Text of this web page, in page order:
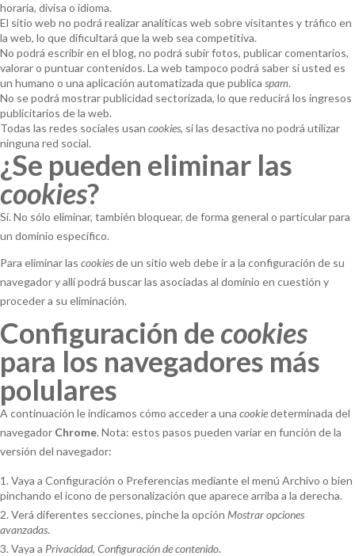
horaria, divisa o idioma.
El sitio web no podrá realizar analíticas web sobre visitantes y tráfico en
la web, lo que dificultará que la web sea competitiva.
No podrá escribir en el blog, no podrá subir fotos, publicar comentarios,
valorar o puntuar contenidos. La web tampoco podrá saber si usted es
un humano o una aplicación automatizada que publica spam.
No se podrá mostrar publicidad sectorizada, lo que reducirá los ingresos
publicitarios de la web.
Todas las redes sociales usan cookies, si las desactiva no podrá utilizar
ninguna red social.
¿Se pueden eliminar las
cookies?
Sí. No sólo eliminar, también bloquear, de forma general o particular para
un dominio específico.
Para eliminar las cookiesde un sitio web debe ir a la configuración de su
navegador y allí podrá buscar las asociadas al dominio en cuestión y
proceder a su eliminación.
Configuración de cookies
para los navegadores más
polulares
A continuación le indicamos cómo acceder a una cookiedeterminada del
navegador Chrome. Nota: estos pasos pueden variar en función de la
versión del navegador:
Vaya a Configuración o Preferencias mediante el menú Archivo o bien
pinchando el icono de personalización que aparece arriba a la derecha.
Verá diferentes secciones, pinche la opción Mostrar opciones
avanzadas.
Vaya a Privacidad, Configuración de contenido.